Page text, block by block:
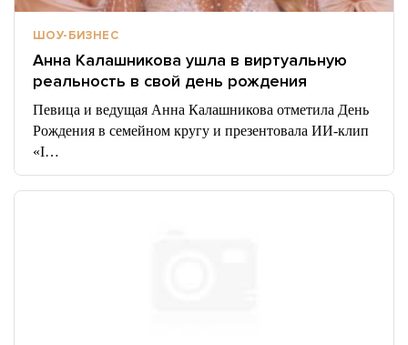
ШОУ-БИЗНЕС
Анна Калашникова ушла в виртуальную
реальность в свой день рождения
Певица и ведущая Анна Калашникова отметила День
Рождения в семейном кругу и презентовала ИИ-клип
«I…